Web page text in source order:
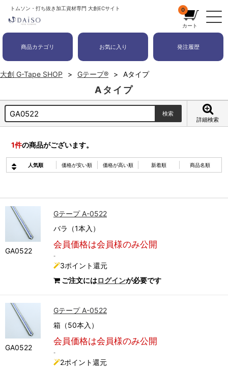
トムソン・打ち抜き加工資材専門 大創ECサイト 0
カート
商品カテゴリ お気に入り 発注履歴
大創 G-Tape SHOP Gテープ® Aタイプ
Aタイプ
詳細検索
1件の商品がございます。
人気順 価格が安い順 価格が高い順 新着順 商品名順
GA0522
Gテープ A-0522
バラ（1本入）
会員価格は会員様のみ公開
-
3ポイント還元
ご注文にはログインが必要です
GA0522
Gテープ A-0522
箱（50本入）
会員価格は会員様のみ公開
-
2ポイント還元